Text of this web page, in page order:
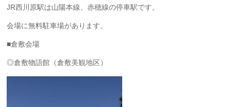
JR西川原駅は山陽本線、赤穂線の停車駅です。
会場に無料駐車場があります。
■倉敷会場
◎倉敷物語館（倉敷美観地区）